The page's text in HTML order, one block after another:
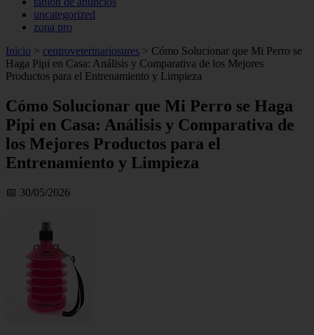
uncategorized
zona pro
Inicio > centroveterinariosures > Cómo Solucionar que Mi Perro se
Haga Pipi en Casa: Análisis y Comparativa de los Mejores
Productos para el Entrenamiento y Limpieza
Cómo Solucionar que Mi Perro se Haga
Pipi en Casa: Análisis y Comparativa de
los Mejores Productos para el
Entrenamiento y Limpieza
📅 30/05/2026